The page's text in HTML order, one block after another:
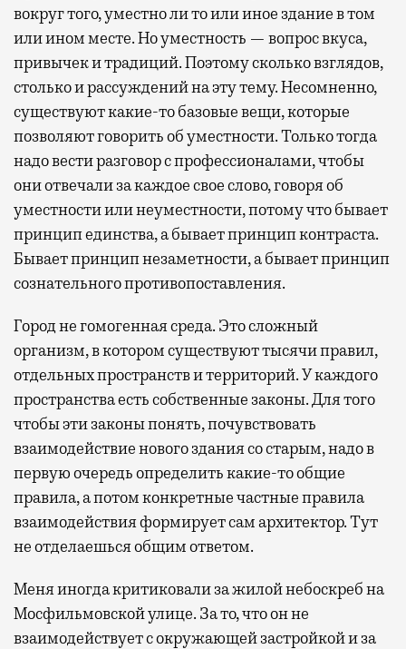
вокруг того, уместно ли то или иное здание в том
или ином месте. Но уместность — вопрос вкуса,
привычек и традиций. Поэтому сколько взглядов,
столько и рассуждений на эту тему. Несомненно,
существуют какие-то базовые вещи, которые
позволяют говорить об уместности. Только тогда
надо вести разговор с профессионалами, чтобы
они отвечали за каждое свое слово, говоря об
уместности или неуместности, потому что бывает
принцип единства, а бывает принцип контраста.
Бывает принцип незаметности, а бывает принцип
сознательного противопоставления.
Город не гомогенная среда. Это сложный
организм, в котором существуют тысячи правил,
отдельных пространств и территорий. У каждого
пространства есть собственные законы. Для того
чтобы эти законы понять, почувствовать
взаимодействие нового здания со старым, надо в
первую очередь определить какие-то общие
правила, а потом конкретные частные правила
взаимодействия формирует сам архитектор. Тут
не отделаешься общим ответом.
Меня иногда критиковали за жилой небоскреб на
Мосфильмовской улице. За то, что он не
взаимодействует с окружающей застройкой и за